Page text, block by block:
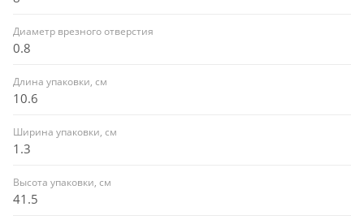
Диаметр врезного отверстия
0.8
Длина упаковки, см
10.6
Ширина упаковки, см
1.3
Высота упаковки, см
41.5